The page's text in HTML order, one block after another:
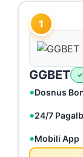
1
GGBET
Dosnus
24/7
Mobili App